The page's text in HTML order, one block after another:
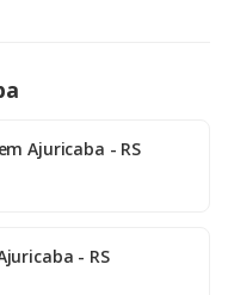
Ajuricaba - RS
- RS